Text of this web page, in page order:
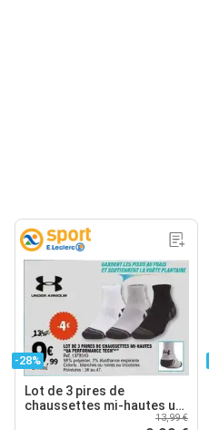
-28%
Lot de 3 pires de
chaussettes mi-hautes ua
13,99 €